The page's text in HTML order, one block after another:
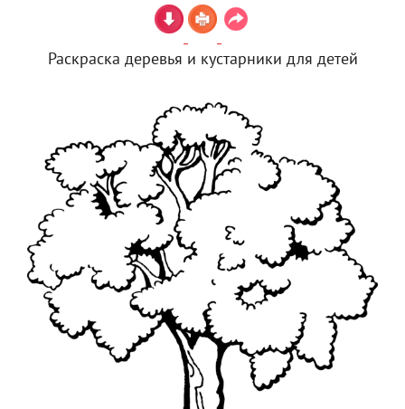
Раскраска деревья и кустарники для детей